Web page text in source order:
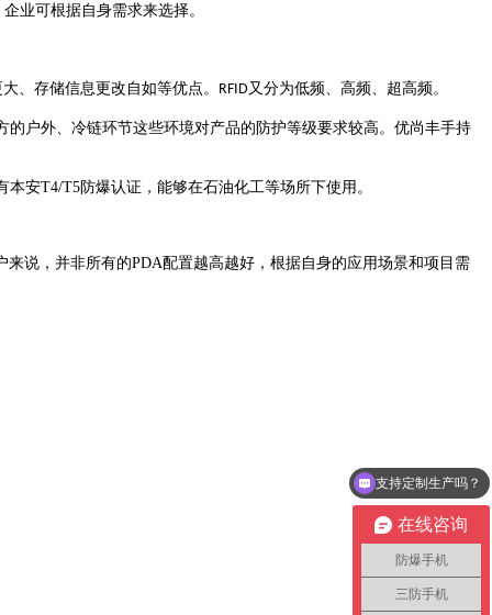
业可根据自身需求来选择。
、存储信息更改自如等优点。 RFID又分为低频、高频、超高频。
户外、冷链环节这些环境对产品的防护等级要求较高。 优尚丰手持
本安T4/T5防爆认证，能够在石油化工等场所下使用。
来说 ，并非所有的PDA配置越高越好，根据自身的应用场景和项目需
在线咨询
防爆手机
三防手机
支持定制生产吗？